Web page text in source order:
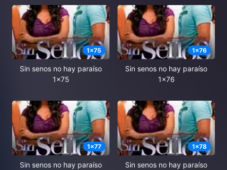
1x75
Sin senos no hay paraíso
1x75
1x76
Sin senos no hay paraíso
1x76
1x77
Sin senos no hay paraíso
1x78
Sin senos no hay paraíso